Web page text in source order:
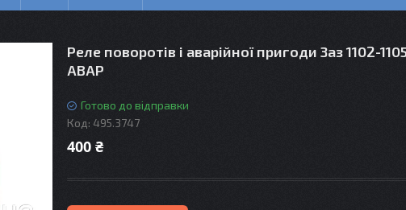
Реле поворотів і аварійної пригоди Заз 1102-
АВАР
Готово до відправки
Код: 495.3747
400 ₴